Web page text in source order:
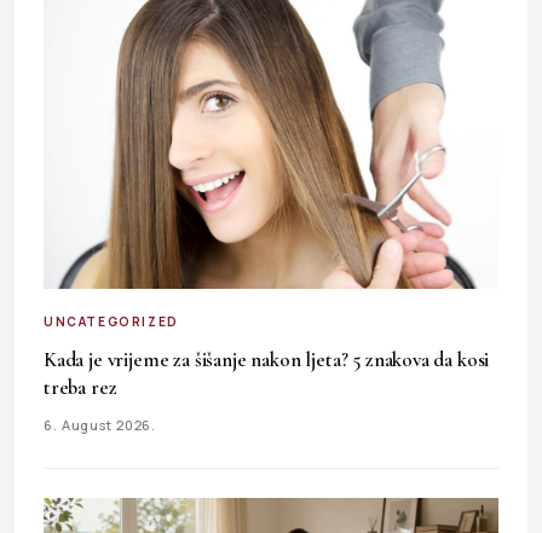
UNCATEGORIZED
Kada je vrijeme za šišanje nakon ljeta? 5 znakova da kosi
treba rez
6. August 2026.